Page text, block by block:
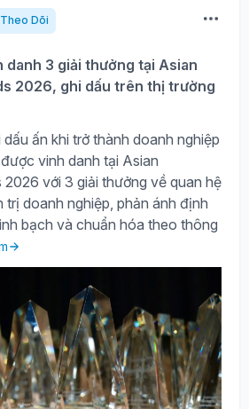
Theo Dõi
danh 3 giải thưởng tại Asian
2026, ghi dấu trên thị trường
ấn khi trở thành doanh nghiệp
vinh danh tại Asian
với 3 giải thưởng về quan hệ
trị doanh nghiệp, phản ánh định
bạch và chuẩn hóa theo thông